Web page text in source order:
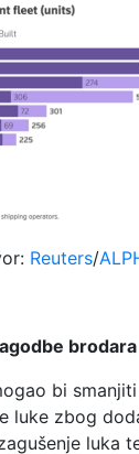
Reuters/
brodara
bi
luke zbog
luka